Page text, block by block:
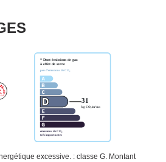
excessive. : classe G. Montant